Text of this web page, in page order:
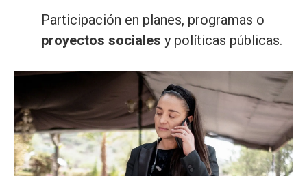
Participación en planes, programas o
proyectos sociales y políticas públicas.